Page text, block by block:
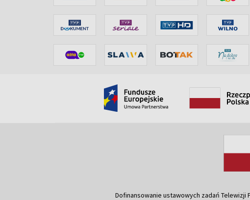
Dofinansowanie ustawowych zadań Telewizji